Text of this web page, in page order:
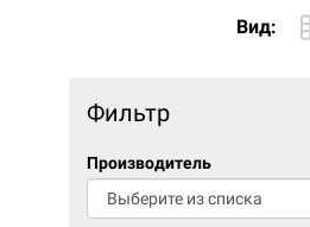
Вид:
Фильтр
Производитель